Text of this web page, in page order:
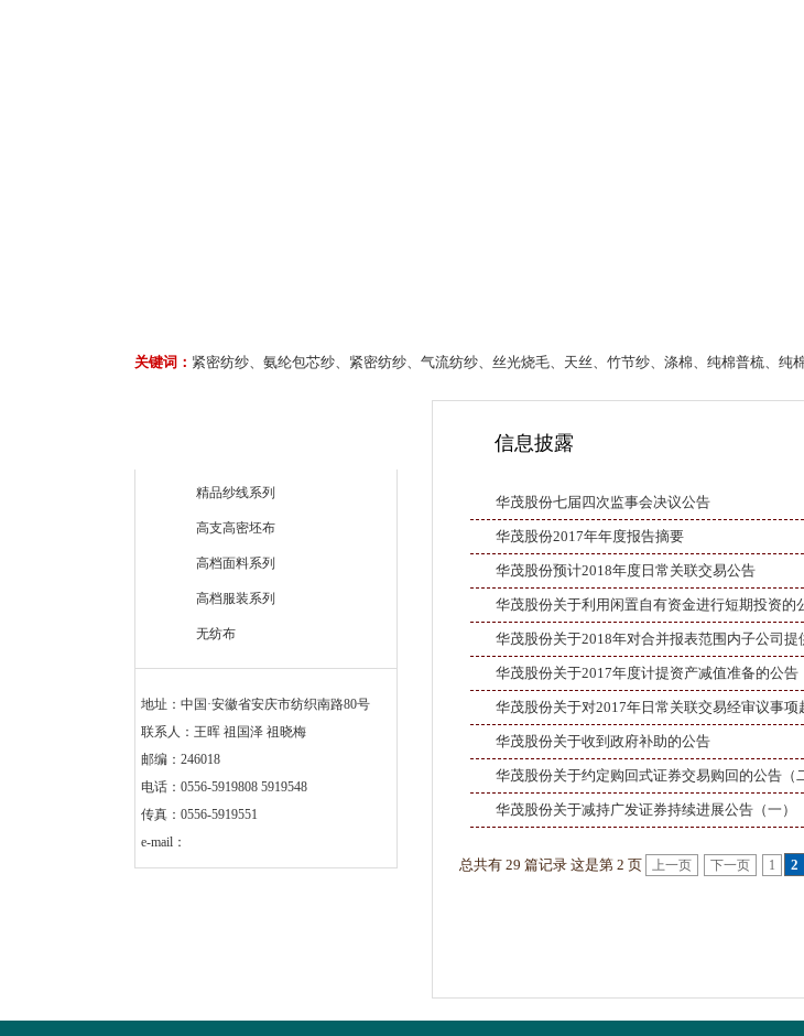
关键词： 紧密纺纱、氨纶包芯纱、紧密纺纱、气流纺纱、丝光烧毛、天丝、竹节纱、涤棉、纯棉普梳、纯
精品纱线系列
高支高密坯布
高档面料系列
高档服装系列
无纺布
地址：中国·安徽省安庆市纺织南路80号
联系人：王晖 祖国泽 祖晓梅
邮编：246018
电话：0556-5919808 5919548
传真：0556-5919551
e-mail：
信息披露
华茂股份七届四次监事会决议公告
华茂股份2017年年度报告摘要
华茂股份预计2018年度日常关联交易公告
华茂股份关于利用闲置自有资金进行短期投资的
华茂股份关于2018年对合并报表范围内子公司提
华茂股份关于2017年度计提资产减值准备的公告
华茂股份关于对2017年日常关联交易经审议事
华茂股份关于收到政府补助的公告
华茂股份关于约定购回式证券交易购回的公告（
华茂股份关于减持广发证券持续进展公告（一）
总共有 29 篇记录 这是第 2 页 上一页 下一页 1 2